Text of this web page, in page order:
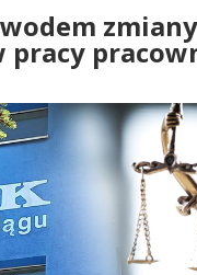
zmiany
pracy